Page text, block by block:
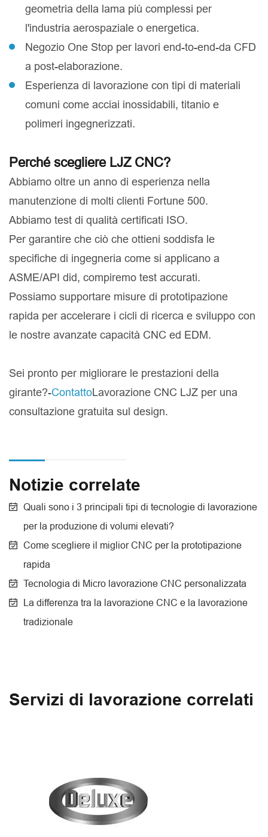
geometria della lama più complessi per
l'industria aerospaziale o energetica.
Negozio One Stop per lavori end-to-end-da CFD
a post-elaborazione.
Esperienza di lavorazione con tipi di materiali
comuni come acciai inossidabili, titanio e
polimeri ingegnerizzati.
Perché scegliere LJZ CNC?
Abbiamo oltre un anno di esperienza nella
manutenzione di molti clienti Fortune 500.
Abbiamo test di qualità certificati ISO.
Per garantire che ciò che ottieni soddisfa le
specifiche di ingegneria come si applicano a
ASME/API did, compiremo test accurati.
Possiamo supportare misure di prototipazione
rapida per accelerare i cicli di ricerca e sviluppo con
le nostre avanzate capacità CNC ed EDM.
Sei pronto per migliorare le prestazioni della
girante?-ContattoLavorazione CNC LJZ per una
consultazione gratuita sul design.
Notizie correlate
Quali sono i 3 principali tipi di tecnologie di lavorazione
per la produzione di volumi elevati?
Come scegliere il miglior CNC per la prototipazione
rapida
Tecnologia di Micro lavorazione CNC personalizzata
La differenza tra la lavorazione CNC e la lavorazione
tradizionale
Servizi di lavorazione correlati